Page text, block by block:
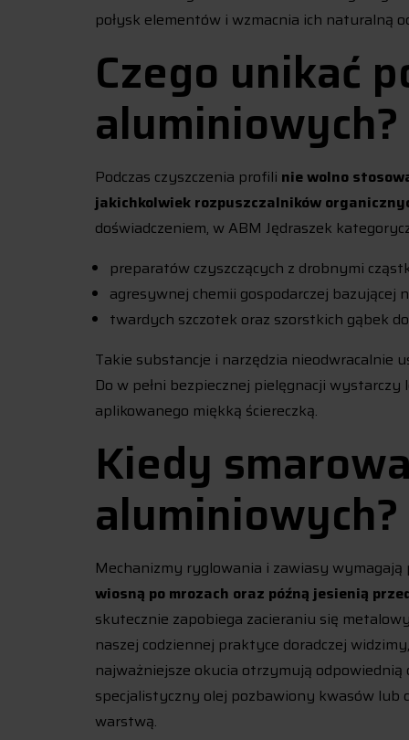
połysk elementów i wzmacnia ich naturalną
Czego unikać
aluminiowych?
Podczas czyszczenia profili nie wolno
jakichkolwiek rozpuszczalników
doświadczeniem, w ABM Jędraszek
preparatów czyszczących z drobnymi
agresywnej chemii gospodarczej bazującej
twardych szczotek oraz szorstkich gąbek
Takie substancje i narzędzia nieodwracalnie
Do w pełni bezpiecznej pielęgnacji
aplikowanego miękką ściereczką.
Kiedy
aluminiowych?
Mechanizmy ryglowania i zawiasy
wiosną po mrozach oraz późną jesienią
skutecznie zapobiega zacieraniu się
naszej codziennej praktyce doradczej
najważniejsze okucia otrzymują
specjalistyczny olej pozbawiony kwasów lub
warstwą.